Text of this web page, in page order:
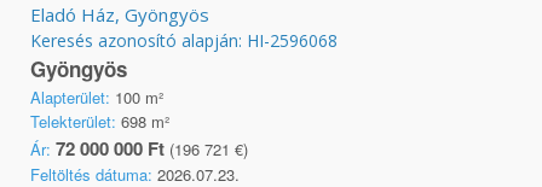
Eladó Ház, Gyöngyös
Keresés azonosító alapján: HI-2596068
Gyöngyös
Alapterület: 100 m²
Telekterület: 698 m²
Ár: 72 000 000 Ft (196 721 €)
Feltöltés dátuma: 2026.07.23.